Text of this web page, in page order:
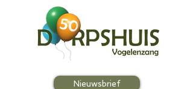
Nieuwsbrief